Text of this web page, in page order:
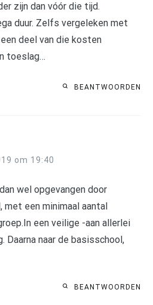
zijn dan vóór die tijd.
duur. Zelfs vergeleken met
deel van die kosten
toeslag…
BEANTWOORDEN
om 19:40
wel opgevangen door
een minimaal aantal
een veilige -aan allerlei
Daarna naar de basisschool,
BEANTWOORDEN